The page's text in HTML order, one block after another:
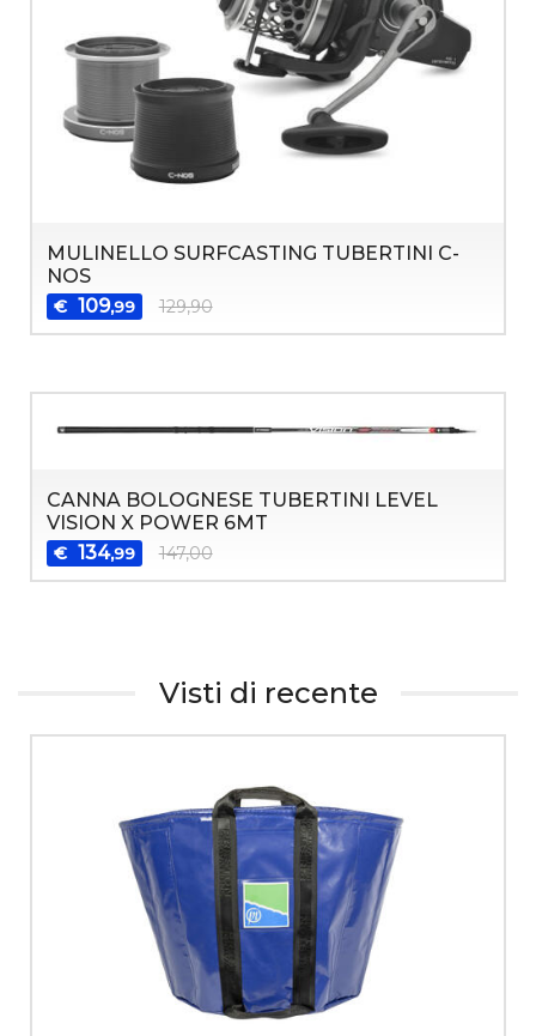
MULINELLO SURFCASTING TUBERTINI C-
NOS
€ 109,99 129,90
CANNA BOLOGNESE TUBERTINI LEVEL
VISION X POWER 6MT
€ 134,99 147,00
Visti di recente